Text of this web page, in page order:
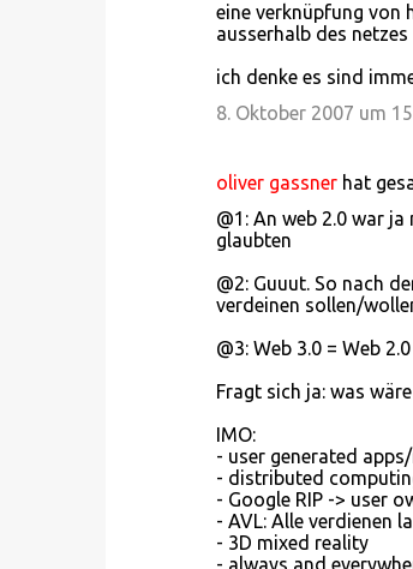
eine verknüpfung von
ausserhalb des netzes
ich denke es sind
8. Oktober 2007 um
oliver gassnerhat
@1: An web 2.0 war
glaubten
@2: Guuut. So nach
verdeinen sollen/
@3: Web 3.0 = Web
Fragt sich ja: was
IMO:
- user generated
- distributed
- Google RIP -> user
- AVL: Alle verdienen
- 3D mixed reality